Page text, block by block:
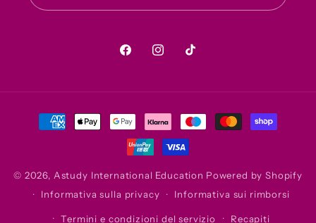
FacebookInstagram
TikTok
Metodi
© 2026, Astudy International Education Powered by Shopify
Informativa sulla privacy
Informativa sui rimborsi
Termini e condizioni del servizio Recapiti